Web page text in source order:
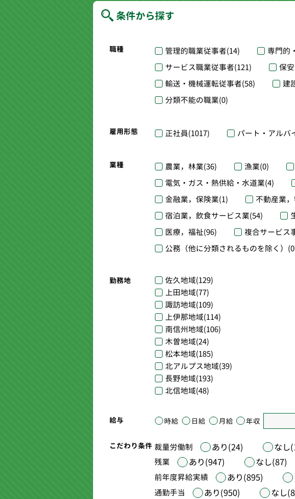
条件から探す
職種 管理的職業従事者(14) 専門的
サービス職業従事者(121) 保
輸送・機械運転従事者(58) 建
分類不能の職業(0)
雇用形態 正社員(1017) パート・アルバ
業種 農業，林業(36) 漁業(0)
電気・ガス・熱供給・水道業(4)
金融業，保険業(1) 不動産業
宿泊業，飲食サービス業(54)
医療，福祉(96) 複合サービス
公務（他に分類されるものを除く）
勤務地 佐久地域(129)
上田地域(77)
諏訪地域(109)
上伊那地域(114)
南信州地域(106)
木曽地域(24)
松本地域(185)
北アルプス地域(39)
長野地域(193)
北信地域(48)
給与 時給 日給 月給 年収
こだわり条件 裁量労働制 あり(24) なし
残業 あり(947) なし(87)
前年度昇給実績 あり(895)
通勤手当 あり(950) なし